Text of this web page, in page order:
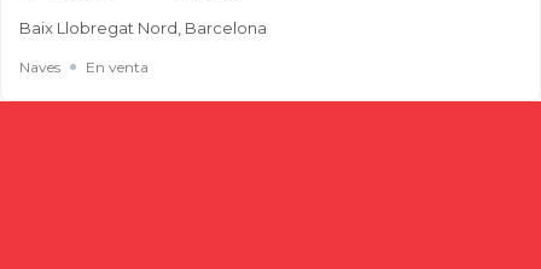
Baix Llobregat Nord, Barcelona
Naves En venta